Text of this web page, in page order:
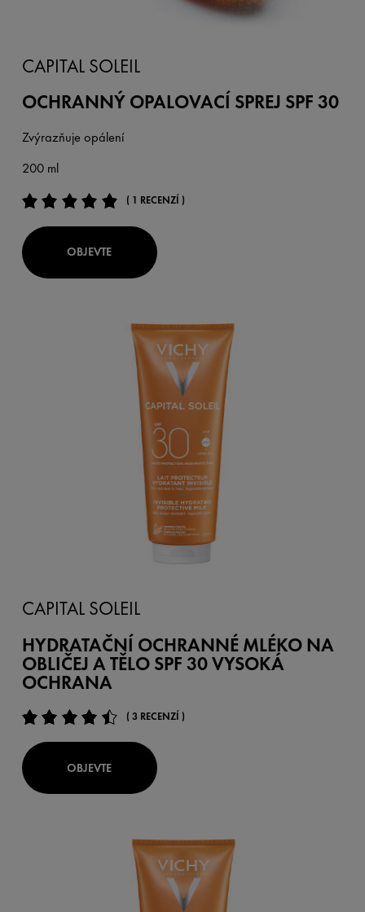
CAPITAL SOLEIL
OCHRANNÝ OPALOVACÍ SPREJ SPF 30
Zvýrazňuje opálení
200 ml
( 1 RECENZÍ )
OBJEVTE
CAPITAL SOLEIL
HYDRATAČNÍ OCHRANNÉ MLÉKO NA
OBLIČEJ A TĚLO SPF 30 VYSOKÁ
OCHRANA
( 3 RECENZÍ )
OBJEVTE